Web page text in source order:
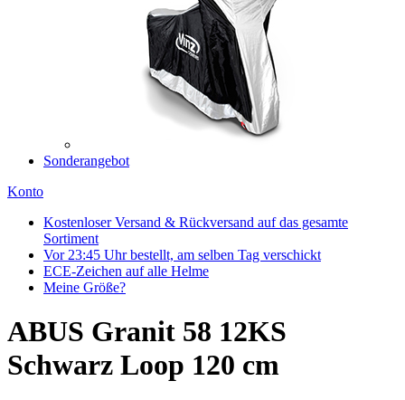
Sonderangebot
Konto
Kostenloser Versand & Rückversand auf das gesamte
Sortiment
Vor 23:45 Uhr bestellt, am selben Tag verschickt
ECE-Zeichen auf alle Helme
Meine Größe?
ABUS Granit 58 12KS
Schwarz Loop 120 cm